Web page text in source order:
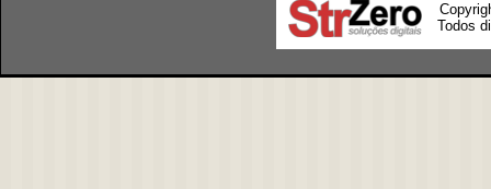
Todos